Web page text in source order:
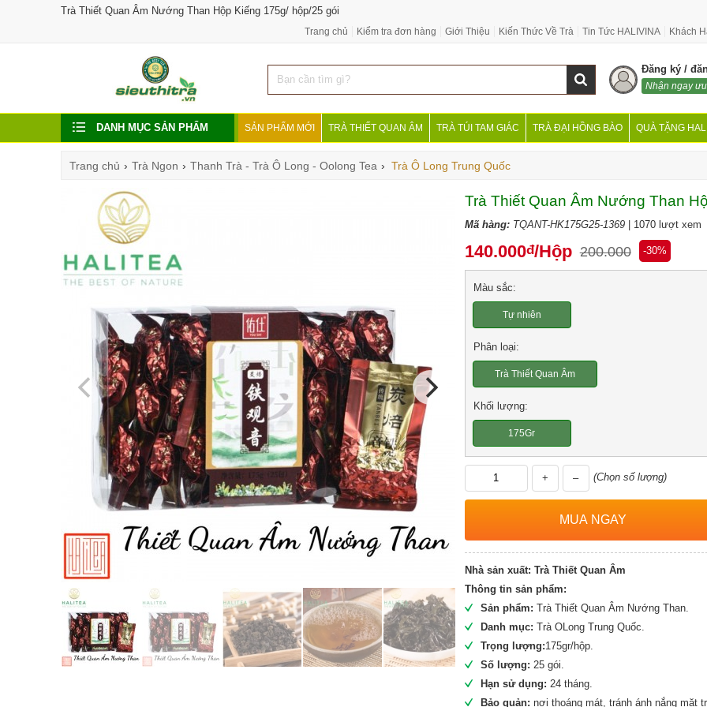
Trà Thiết Quan Âm Nướng Than Hộp Kiếng 175g/ hộp/25 gói
Trang chủ Kiểm tra đơn hàng Giới Thiệu Kiến Thức Về Trà Tin Tức HALIVINA Khách
Đăng ký /
Nhận ngay
DANH MỤC SẢN PHẨM SẢN PHẨM MỚI TRÀ THIẾT QUAN ÂM TRÀ TÚI TAM GIÁC TRÀ ĐẠI HỒNG BÀO QUÀ TẶNG
Trang chủ › Trà Ngon › Thanh Trà - Trà Ô Long - Oolong Tea › Trà Ô Long Trung Quốc
Trà Thiết Quan Âm Nướng Than
Mã hàng: TQANT-HK175G25-1369| 1070 lượt xem
140.000đ/Hộp 200.000 -30%
Màu sắc:
Tự nhiên
Phân loại:
Trà Thiết Quan Âm
Khối lượng:
175Gr
+ – (Chọn số lượng)
Nhà sản xuất: Trà Thiết Quan Âm
Thông tin sản phẩm:
Sản phẩm: Trà Thiết Quan Âm Nướng Than.
Danh mục: Trà OLong Trung Quốc.
Trọng lượng:175gr/hộp.
Số lượng: 25 gói.
Hạn sử dụng: 24 tháng.
Bảo quản: nơi thoáng mát, tránh ánh nắng mặt